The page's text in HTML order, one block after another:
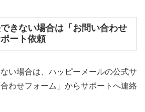
きない場合は「お問い合わせ
ート依頼
い場合は、ハッピーメールの公式サ
わせフォーム」からサポートへ連絡